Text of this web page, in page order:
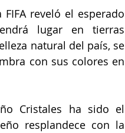
FIFA reveló el esperado
lugar en tierras
natural del país, se
con sus colores en
Cristales ha sido el
resplandece con la